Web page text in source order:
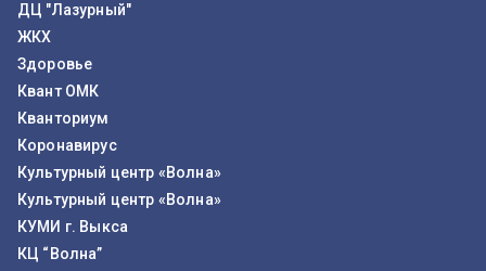
ДЦ "Лазурный"
ЖКХ
Здоровье
Квант ОМК
Кванториум
Коронавирус
Культурный центр «Волна»
Культурный центр «Волна»
КУМИ г. Выкса
КЦ “Волна”